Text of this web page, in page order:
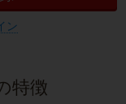
ン
特徴